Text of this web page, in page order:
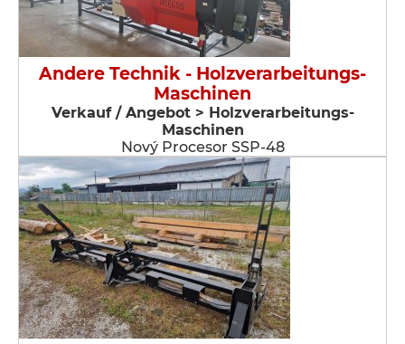
Andere Technik - Holzverarbeitungs-
Maschinen
Verkauf / Angebot > Holzverarbeitungs-
Maschinen
Nový Procesor SSP-48